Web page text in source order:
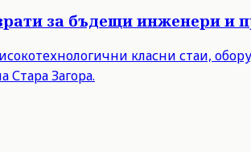
за бъдещи инженери и
класни стаи,
Загора.